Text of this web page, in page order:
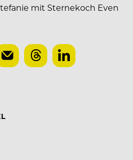
mit Sternekoch Even